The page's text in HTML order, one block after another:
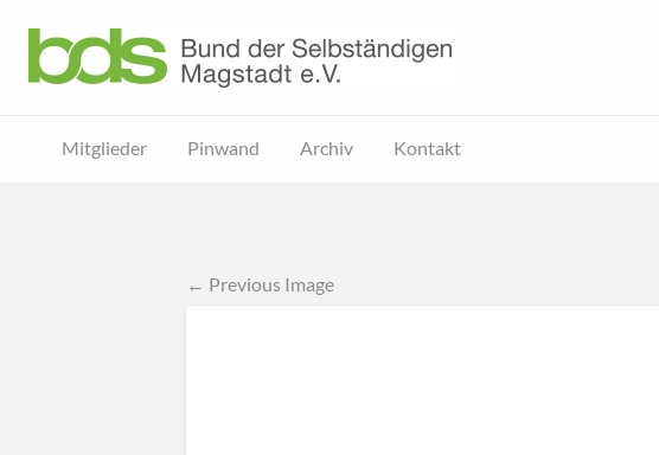
Kontakt
Mitglieder Pinwand Archiv Kontakt
← Previous Image